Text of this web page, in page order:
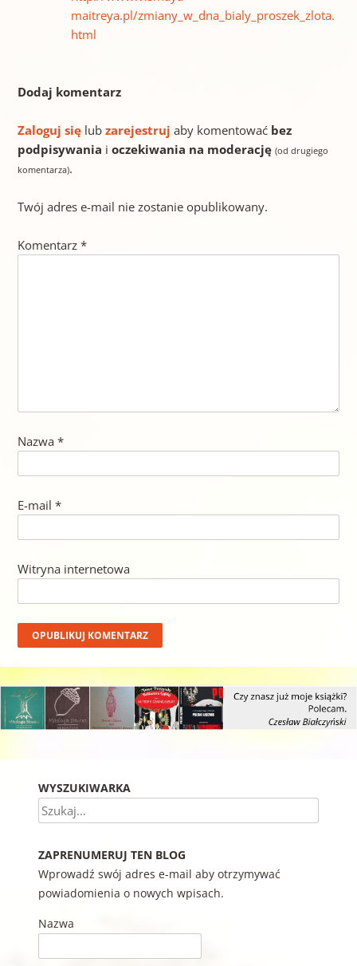
maitreya.pl/zmiany_w_dna_bialy_proszek_zlota.
html
Dodaj komentarz
Zaloguj sięlub zarejestruj aby komentować bez
podpisywania i oczekiwania na moderację (od drugiego
komentarza).
Twój adres e-mail nie zostanie opublikowany.
Komentarz *
Nazwa *
E-mail *
Witryna internetowa
WYSZUKIWARKA
Szukaj
ZAPRENUMERUJ TEN BLOG
Wprowadź swój adres e-mail aby otrzymywać
powiadomienia o nowych wpisach.
Nazwa